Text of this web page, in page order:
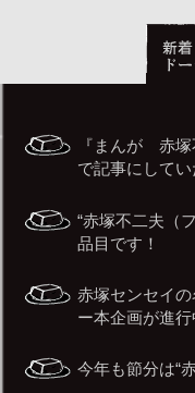
『まんが 赤
で記事にしてい
“赤塚不二夫（
品目です！
赤塚センセイの
ー本企画が進行
今年も節分は“